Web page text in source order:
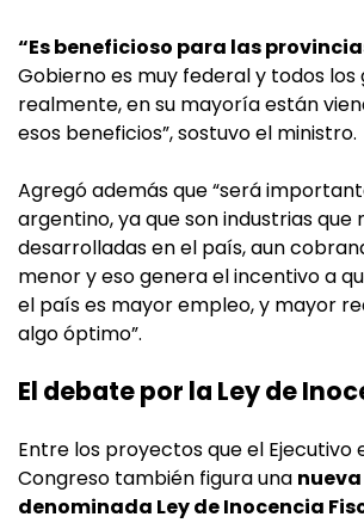
“Es beneficioso para las
Gobierno es muy federal y todos
realmente, en su mayoría están
esos beneficios”, sostuvo el ministro.
Agregó además que “será
argentino, ya que son industrias que
desarrolladas en el país, aun
menor y eso genera el incentivo a
el país es mayor empleo, y mayor
algo óptimo”.
El debate por la Ley de
Entre los proyectos que el Ejecutivo
Congreso también figura una
denominada Ley de Inocencia